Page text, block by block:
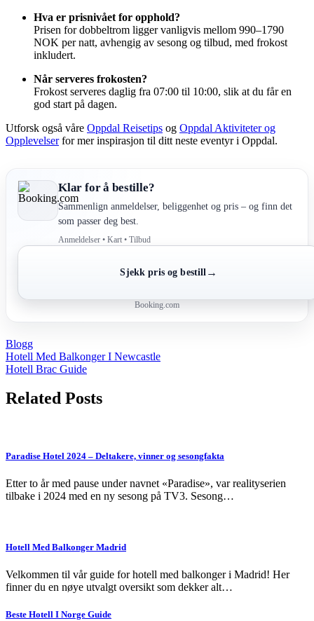
Hva er prisnivået for opphold?
Prisen for dobbeltrom ligger vanligvis mellom 990–1790
NOK per natt, avhengig av sesong og tilbud, med frokost
inkludert.
Når serveres frokosten?
Frokost serveres daglig fra 07:00 til 10:00, slik at du får en
god start på dagen.
Utforsk også våre Oppdal Reisetips og Oppdal Aktiviteter og
Opplevelserfor mer inspirasjon til ditt neste eventyr i Oppdal.
Klar for å bestille?
Sammenlign anmeldelser, beliggenhet og pris – og finn det
som passer deg best.
Anmeldelser • Kart • Tilbud
Sjekk pris og bestill →
Booking.com
Blogg
Post
navigation
Hotell Med Balkonger I Newcastle
Hotell Brac Guide
Related Posts
Paradise Hotel 2024 – Deltakere, vinner og sesongfakta
Etter to år med pause under navnet «Paradise», var realityserien
tilbake i 2024 med en ny sesong på TV3. Sesong…
Hotell Med Balkonger Madrid
Velkommen til vår guide for hotell med balkonger i Madrid! Her
finner du en nøye utvalgt oversikt som dekker alt…
Beste Hotell I Norge Guide